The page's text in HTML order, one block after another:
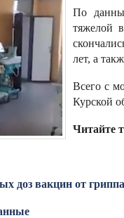
По
тяжелой
лет, а
Всего с
Курской
Читайте
доз вакцин от гриппа